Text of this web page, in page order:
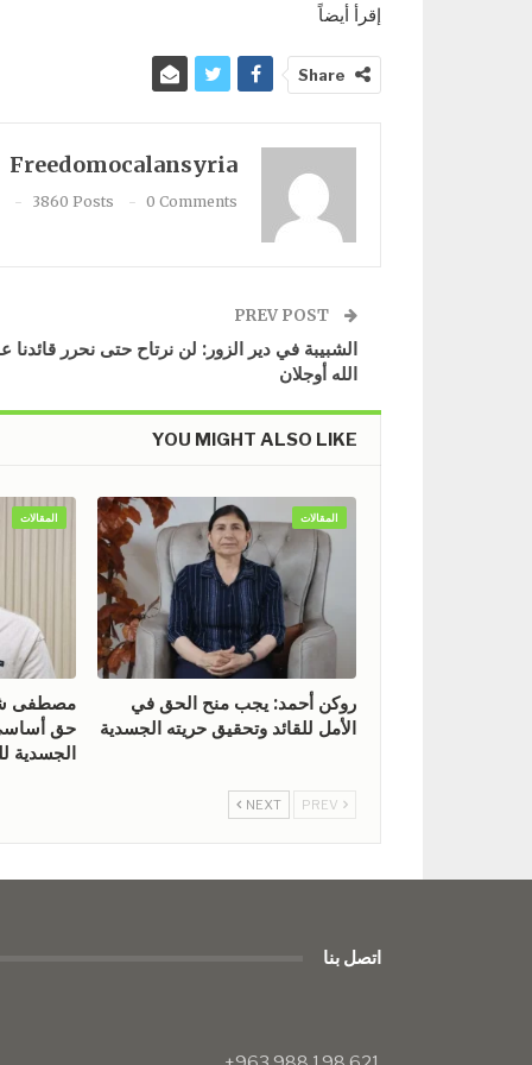
إقرأ أيضاً
Share
Freedomocalansyria
3860 Posts 0 Comments
​​​​​​​الشبيبة في دير الزور: لن نرتاح حتى نحرر قائدنا
الله أوجلان
YOU MIGHT ALSO LIKE
المقالات
روكن أحمد: يجب منح الحق في
الأمل للقائد وتحقيق حريته الجسدية
المقالات
مصطفى
حق
الجسدية
NEXT
اتصل بنا